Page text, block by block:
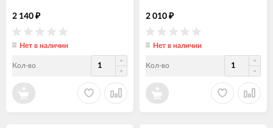
2 140 ₽
Нет в наличии
Кол-во
2 010 ₽
Нет в наличии
Кол-во